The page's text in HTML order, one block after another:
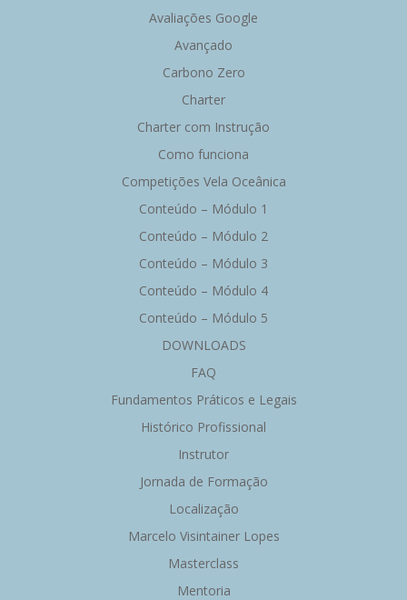
Avaliações Google
Avançado
Carbono Zero
Charter
Charter com Instrução
Como funciona
Competições Vela Oceânica
Conteúdo – Módulo 1
Conteúdo – Módulo 2
Conteúdo – Módulo 3
Conteúdo – Módulo 4
Conteúdo – Módulo 5
DOWNLOADS
FAQ
Fundamentos Práticos e Legais
Histórico Profissional
Instrutor
Jornada de Formação
Localização
Marcelo Visintainer Lopes
Masterclass
Mentoria